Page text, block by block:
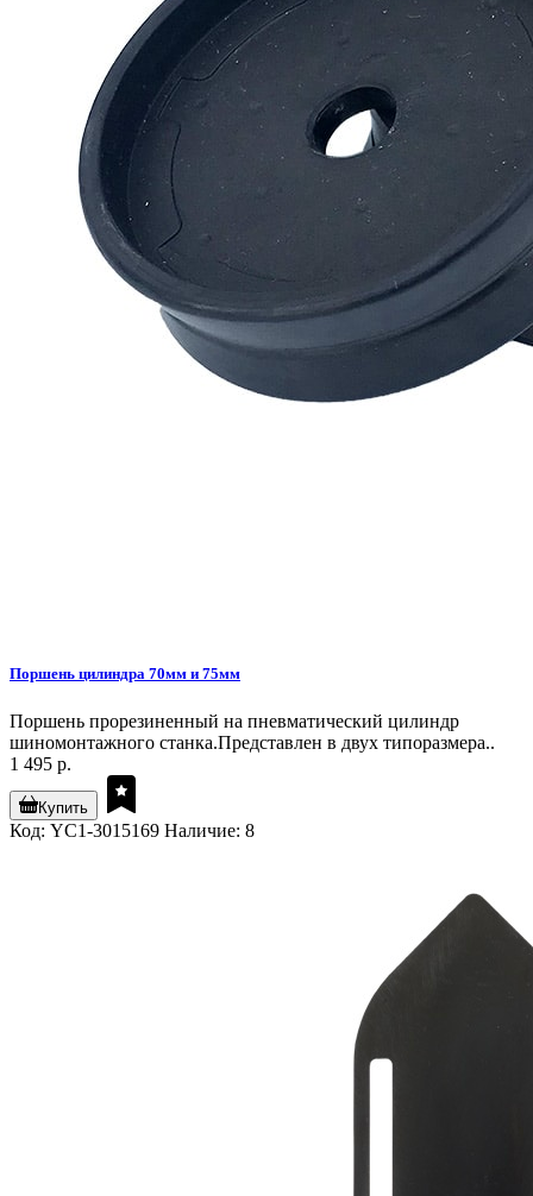
Поршень цилиндра 70мм и 75мм
Поршень прорезиненный на пневматический цилиндр
шиномонтажного станка.Представлен в двух типоразмера..
1 495 р.
Купить
Код: YC1-3015169 Наличие: 8